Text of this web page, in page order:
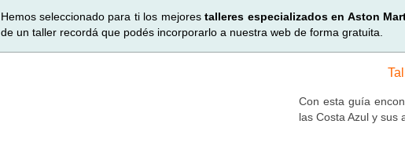
Hemos seleccionado para ti los mejorestalleres especializados en Aston
de un taller recordá que podés incorporarlo a nuestra web de forma gratuita.
Con esta guía
las Costa Azul y sus